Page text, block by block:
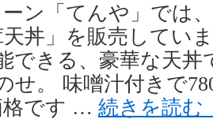
ン「てんや」では
丼」を販売してい
できる、豪華な天丼
せ。 味噌汁付きで
格です … 続きを読む